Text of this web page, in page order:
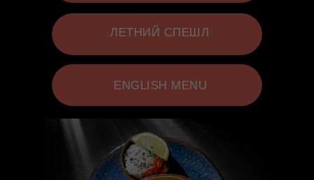
ENGLISH MENU
ЛЕТНИЙ СПЕШЛ